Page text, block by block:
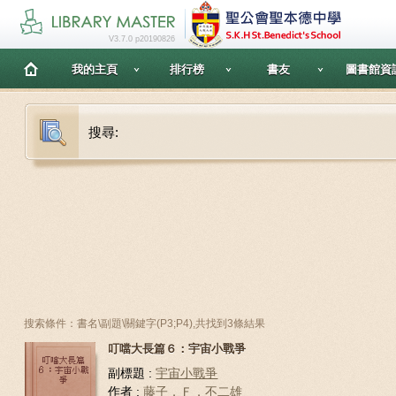
V3.7.0 p20190826
我的主頁 排行榜 書友 圖書館資
搜尋:
搜索條件：書名\副題\關鍵字(P3;P4),共找到3條結果
叮噹大長篇６：宇宙小戰爭
副標題 :宇宙小戰爭
作者 :藤子．Ｆ．不二雄